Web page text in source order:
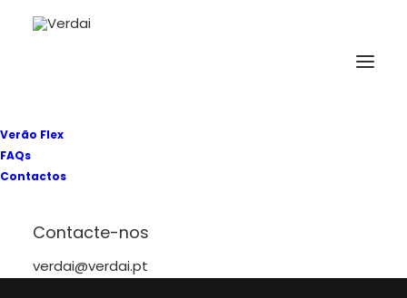
Verão Flex
FAQs
Contactos
Contacte-nos
verdai@verdai.pt